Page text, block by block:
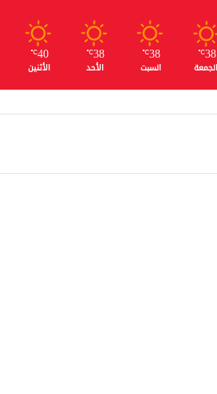
38
℃
الجمعة
38
℃
السبت
38
℃
الأحد
40
℃
الأثنين